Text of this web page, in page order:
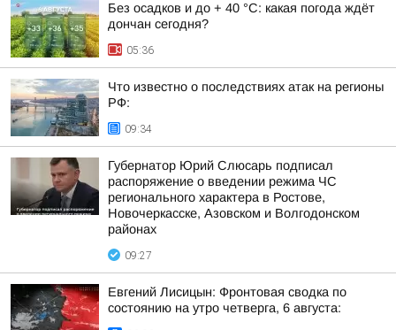
Без осадков и до + 40 °С: какая погода ждёт
дончан сегодня?
05:36
Что известно о последствиях атак на регионы
РФ:
09:34
Губернатор Юрий Слюсарь подписал
распоряжение о введении режима ЧС
регионального характера в Ростове,
Новочеркасске, Азовском и Волгодонском
районах
09:27
Евгений Лисицын: Фронтовая сводка по
состоянию на утро четверга, 6 августа: